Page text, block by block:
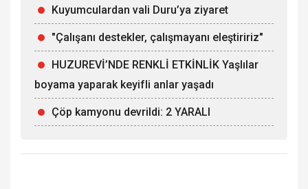
Kuyumculardan vali Duru’ya ziyaret
"Çalışanı destekler, çalışmayanı eleştiririz"
HUZUREVİ’NDE RENKLİ ETKİNLİK Yaşlılar
boyama yaparak keyifli anlar yaşadı
Çöp kamyonu devrildi: 2 YARALI